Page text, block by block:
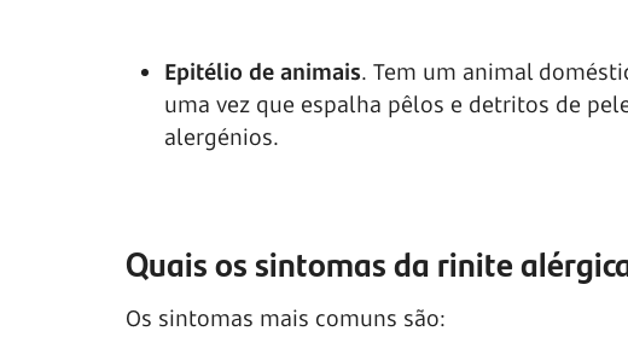
Epitélio de animais. Tem um animal
uma vez que espalha pêlos e detritos de
alergénios.
Quais os sintomas da rinite
Os sintomas mais comuns são: